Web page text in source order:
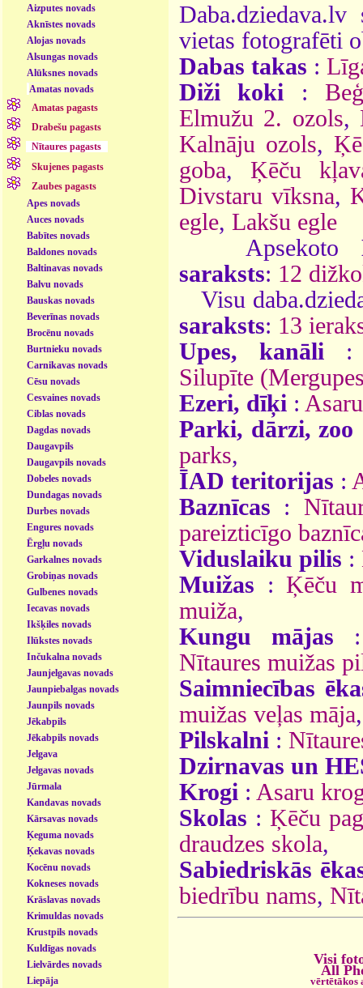
Aizputes novads
Aknīstes novads
Alojas novads
Alsungas novads
Alūksnes novads
Amatas novads
Amatas pagasts
Drabešu pagasts
Nītaures pagasts
Skujenes pagasts
Zaubes pagasts
Apes novads
Auces novads
Babītes novads
Baldones novads
Baltinavas novads
Balvu novads
Bauskas novads
Beverīnas novads
Brocēnu novads
Burtnieku novads
Carnikavas novads
Cēsu novads
Cesvaines novads
Ciblas novads
Dagdas novads
Daugavpils
Daugavpils novads
Dobeles novads
Dundagas novads
Durbes novads
Engures novads
Ērgļu novads
Garkalnes novads
Grobiņas novads
Gulbenes novads
Iecavas novads
Ikšķiles novads
Ilūkstes novads
Inčukalna novads
Jaunjelgavas novads
Jaunpiebalgas novads
Jaunpils novads
Jēkabpils
Jēkabpils novads
Jelgava
Jelgavas novads
Jūrmala
Kandavas novads
Kārsavas novads
Ķeguma novads
Ķekavas novads
Kocēnu novads
Kokneses novads
Krāslavas novads
Krimuldas novads
Krustpils novads
Kuldīgas novads
Lielvārdes novads
Liepāja
vietas fotografēti
Dabas takas :
Diži koki :
Elmužu 2. ozols,
Kalnāju ozols,
goba, Ķēču
Divstaru vīksna,
egle, Lakšu egle
Apsekoto
saraksts: 12
Visu
saraksts: 13
Upes, kanāli
Silupīte
Ezeri, dīķi :
Parki, dārzi, zoo
parks,
ĪAD teritorijas :
Baznīcas :
pareizticīgo
Viduslaiku pilis :
Muižas :Ķēču
muiža,
Kungu mājas
Nītaures muižas
Saimniecības
muižas veļas māja,
Pilskalni :
Dzirnavas un
Krogi : Asaru
Skolas : Ķēču
draudzes skola,
Sabiedriskās
biedrību nams,
Visi
All
vērtētākos